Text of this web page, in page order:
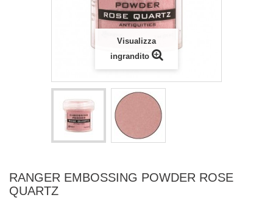
Visualizza
ingrandito
RANGER EMBOSSING POWDER ROSE
QUARTZ